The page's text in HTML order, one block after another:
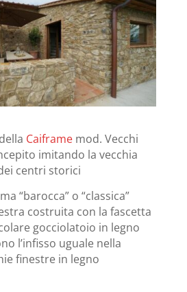
Caiframemod. Vecchi
imitando la vecchia
centri storici
“barocca” o “classica”
costruita con la fascetta
gocciolatoio in legno
l’infisso uguale nella
finestre in legno